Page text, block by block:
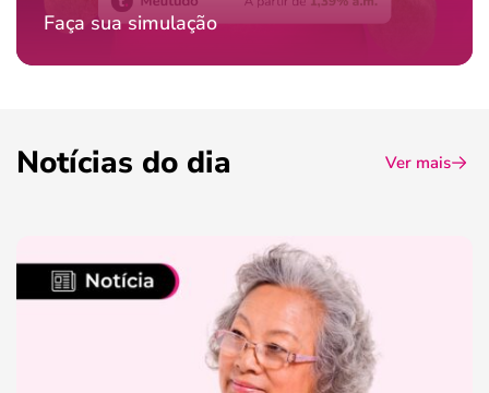
Faça sua simulação
Notícias do dia Ver mais